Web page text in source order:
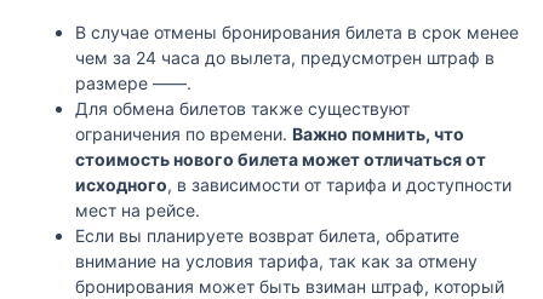
В случае отмены бронирования билета в срок менее
чем за 24 часа до вылета, предусмотрен штраф в
размере ——.
Для обмена билетов также существуют
ограничения по времени. Важно помнить, что
стоимость нового билета может отличаться от
исходного, в зависимости от тарифа и доступности
мест на рейсе.
Если вы планируете возврат билета, обратите
внимание на условия тарифа, так как за отмену
бронирования может быть взиман штраф, который